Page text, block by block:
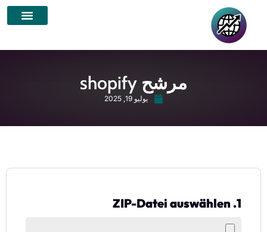
مرشح shopify
يوليو 19, 2025
1. ZIP-Datei auswählen